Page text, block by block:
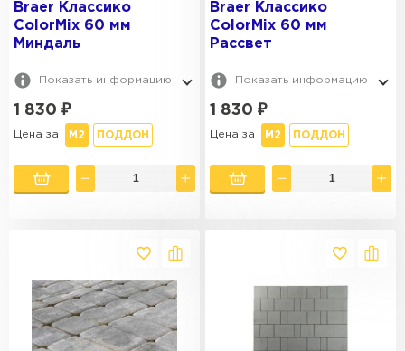
Braer Классико
ColorMix 60 мм
Миндаль
Показать информацию
1 830 ₽
Цена за М2 ПОДДОН
Braer Классико
ColorMix 60 мм
Рассвет
Показать информацию
1 830 ₽
Цена за М2 ПОДДОН